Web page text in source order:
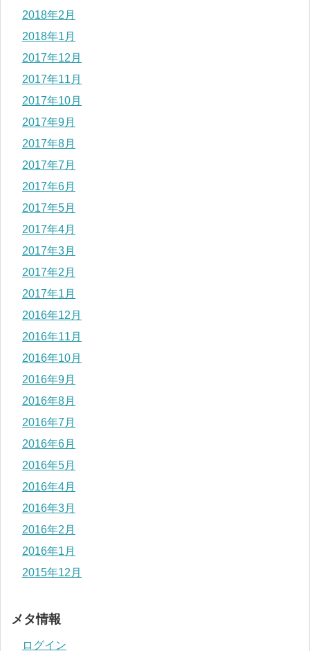
2018年2月
2018年1月
2017年12月
2017年11月
2017年10月
2017年9月
2017年8月
2017年7月
2017年6月
2017年5月
2017年4月
2017年3月
2017年2月
2017年1月
2016年12月
2016年11月
2016年10月
2016年9月
2016年8月
2016年7月
2016年6月
2016年5月
2016年4月
2016年3月
2016年2月
2016年1月
2015年12月
メタ情報
ログイン